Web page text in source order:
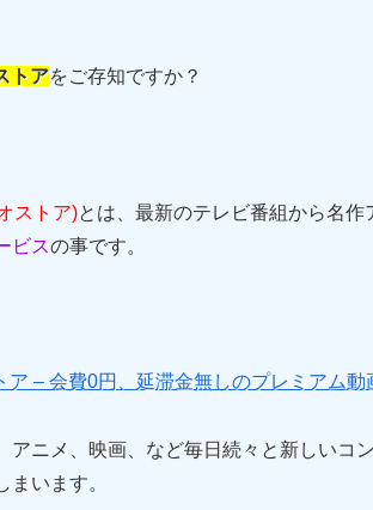
トアをご存知ですか？
ストア)とは、最新のテレビ番組から名
ビスの事です。
ア – 会費0円、延滞金無しのプレミアム動
アニメ、映画、など毎日続々と新しいコ
まいます。